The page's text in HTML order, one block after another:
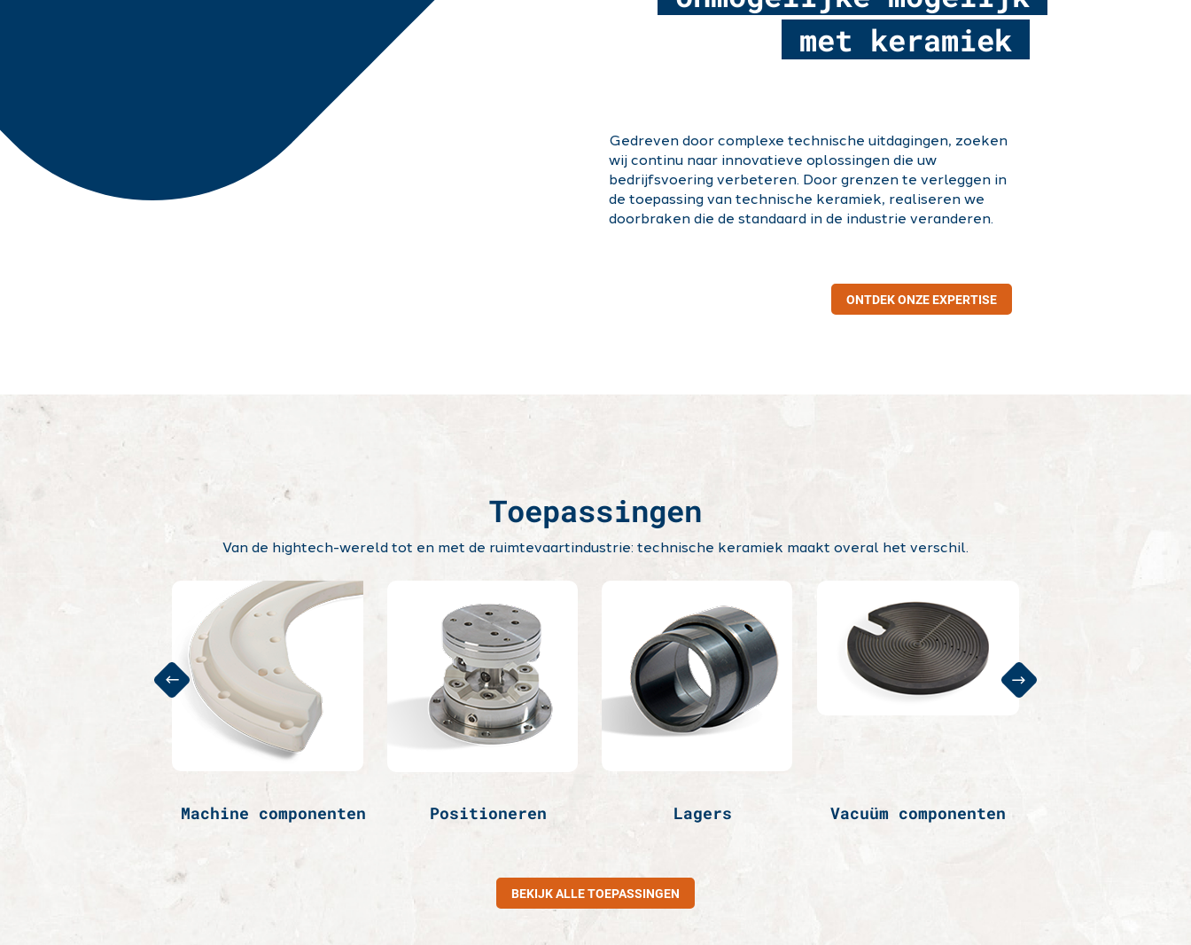
met keramiek
Gedreven door complexe technische uitdagingen, zoeken
wij continu naar innovatieve oplossingen die uw
bedrijfsvoering verbeteren. Door grenzen te verleggen in
de toepassing van technische keramiek, realiseren we
doorbraken die de standaard in de industrie veranderen.
ONTDEK ONZE EXPERTISE
Toepassingen
Van de hightech-wereld tot en met de ruimtevaartindustrie: technische keramiek maakt overal het verschil.
Machine componenten Positioneren Lagers Vacuüm componenten
BEKIJK ALLE TOEPASSINGEN